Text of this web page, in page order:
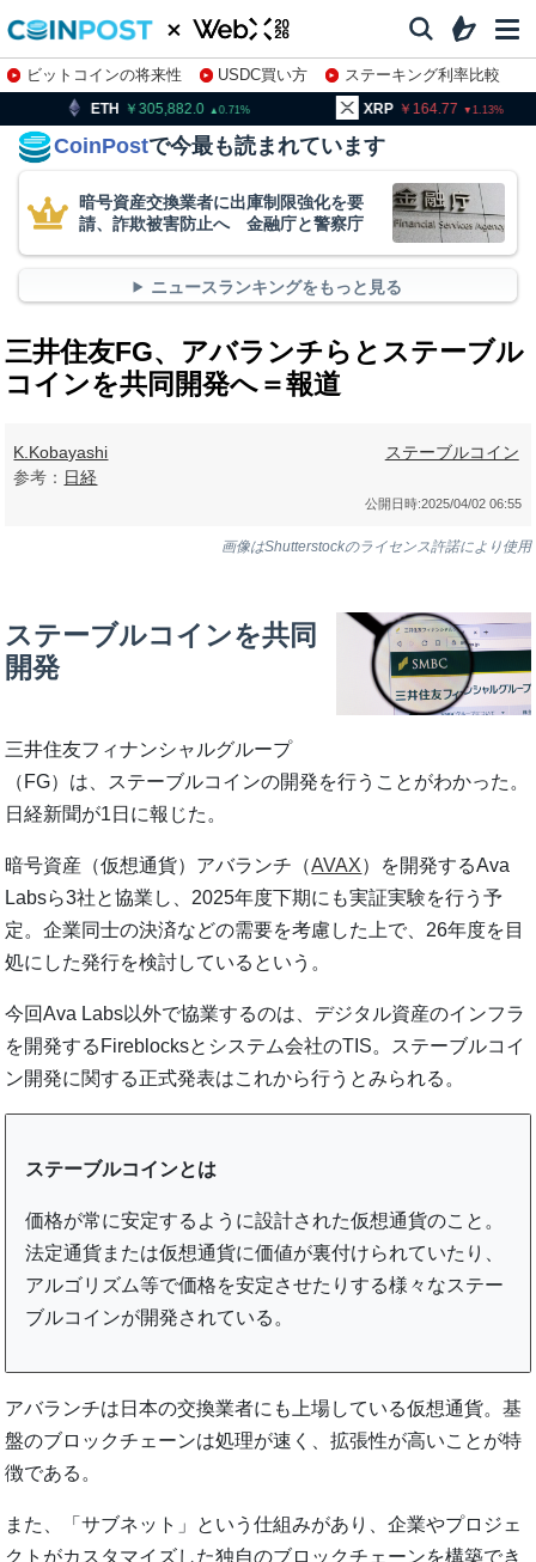
ビットコインの将来性 USDC買い方
ステーキング利率比較
株特集・関連銘柄
305,882.0 0.71 XRP 1.13 BNB
CoinPostで今最も読まれています
暗号資産交換業者に出庫制限強化を要
請、詐欺被害防止へ 金融庁と警察庁
ニュースランキングをもっと見る
三井住友FG、アバランチらとステーブル
コインを共同開発へ＝報道
K.Kobayashi
参考： 日経
ステーブルコイン
公開日時:2025/04/02 06:55
画像はShutterstockのライセンス許諾により使用
ステーブルコインを共同
開発
三井住友フィナンシャルグループ
（FG）は、ステーブルコインの開発を行うことがわかった。
日経新聞が1日に報じた。
暗号資産（仮想通貨）アバランチ（AVAX）を開発するAva
Labsら3社と協業し、2025年度下期にも実証実験を行う予
定。企業同士の決済などの需要を考慮した上で、26年度を目
処にした発行を検討しているという。
今回Ava Labs以外で協業するのは、デジタル資産のインフラ
を開発するFireblocksとシステム会社のTIS。ステーブルコイ
ン開発に関する正式発表はこれから行うとみられる。
ステーブルコインとは
価格が常に安定するように設計された仮想通貨のこと。
法定通貨または仮想通貨に価値が裏付けられていたり、
アルゴリズム等で価格を安定させたりする様々なステー
ブルコインが開発されている。
アバランチは日本の交換業者にも上場している仮想通貨。基
盤のブロックチェーンは処理が速く、拡張性が高いことが特
徴である。
また、「サブネット」という仕組みがあり、企業やプロジェ
クトがカスタマイズした独自のブロックチェーンを構築でき